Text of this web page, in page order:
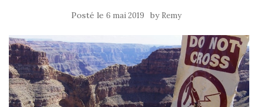
Posté le 6 mai 2019 by Remy